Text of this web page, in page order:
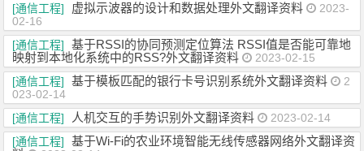
[通信工程]
虚拟示波器的设计和数据处理外文翻译资料
2023-
02-16
[通信工程]
基于RSSI的协同预测定位算法 RSSI值是否能可靠地
映射到本地化系统中的RSS?外文翻译资料
2023-02-15
[通信工程]
基于模板匹配的银行卡号识别系统外文翻译资料
2
023-02-14
[通信工程]
人机交互的手势识别外文翻译资料
2023-02-14
[通信工程]
基于Wi-Fi的农业环境智能无线传感器网络外文翻译资